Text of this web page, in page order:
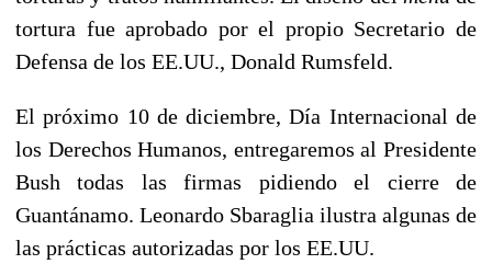
tortura fue aprobado por el propio Secretario de
Defensa de los EE.UU., Donald Rumsfeld.
El próximo 10 de diciembre, Día Internacional de
los Derechos Humanos, entregaremos al Presidente
Bush todas las firmas pidiendo el cierre de
Guantánamo. Leonardo Sbaraglia ilustra algunas de
las prácticas autorizadas por los EE.UU.